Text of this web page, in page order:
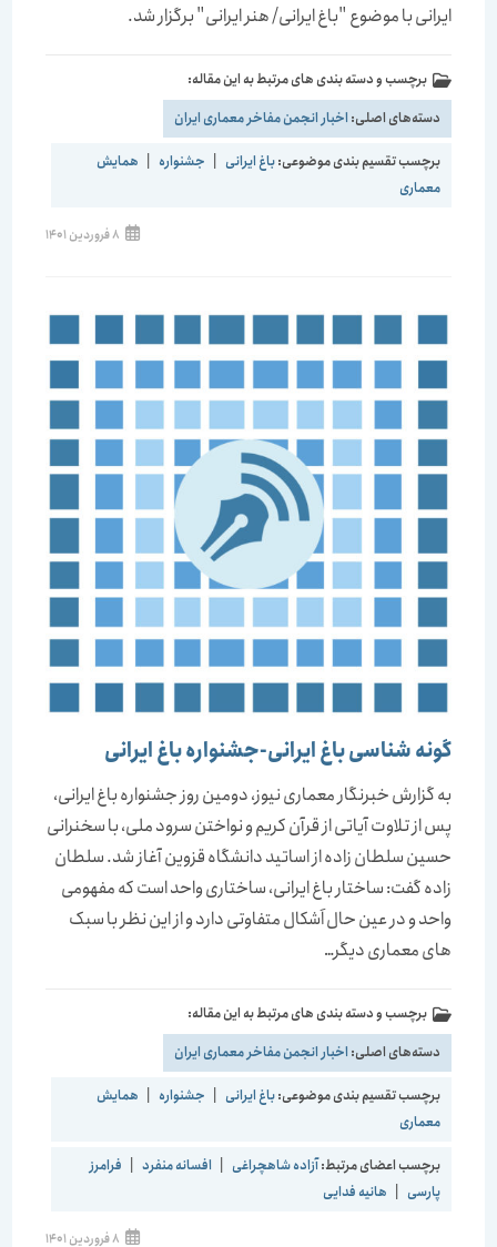
ایرانی با موضوع "باغ ایرانی/ هنر ایرانی" برگزار شد.
برچسب و دسته بندی های مرتبط به این مقاله:
دسته‌های اصلی:اخبار انجمن مفاخر معماری ایران
برچسب تقسیم بندی موضوعی:باغ ایرانی | جشنواره |
همایش
معماری
نوشته
منتشر
8 فروردین 1401
گونه شناسی باغ ایرانی-جشنواره باغ ایرانی
به گزارش خبرنگار معماری نیوز، دومین روز جشنواره باغ ایرانی،
پس از تلاوت آیاتی از قرآن کریم و نواختن سرود ملی، با سخنرانی
حسین سلطان زاده از اساتید دانشگاه قزوین آغاز شد. سلطان
زاده گفت: ساختار باغ ایرانی، ساختاری واحد است که مفهومی
واحد و در عین حال اَشکال متفاوتی دارد و از این نظر با سبک
های معماری دیگر…
برچسب و دسته بندی های مرتبط به این مقاله:
دسته‌های اصلی:اخبار انجمن مفاخر معماری ایران
برچسب تقسیم بندی موضوعی:باغ ایرانی | جشنواره |
همایش
معماری
برچسب اعضای مرتبط:آزاده شاهچراغی | افسانه منفرد |
فرامرز
پارسی | هانیه فدایی
نوشته
8 فروردین 1401